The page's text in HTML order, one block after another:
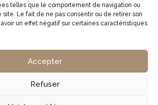
telles que le comportement de navigation ou
site. Le fait de ne pas consentir ou de retirer son
un effet négatif sur certaines caractéristiques
Accepter
Refuser
VISITE LA BOUTIQUE
829761378 00027 | APE 1629Z